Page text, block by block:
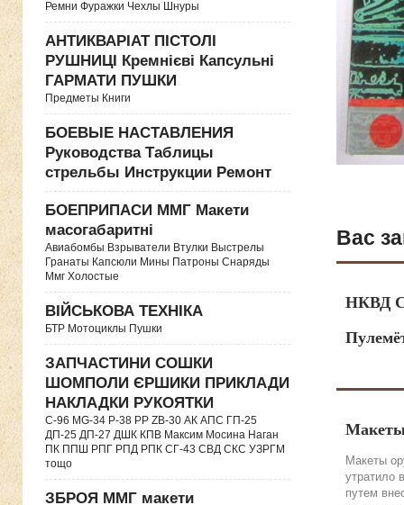
Ремни Фуражки Чехлы Шнуры
АНТИКВАРІАТ ПІСТОЛІ
РУШНИЦІ Кремнієві Капсульні
ГАРМАТИ ПУШКИ
Предметы Книги
БОЕВЫЕ НАСТАВЛЕНИЯ
Руководства Таблицы
стрельбы Инструкции Ремонт
БОЕПРИПАСИ ММГ Макети
масогабаритні
Авиабомбы Взрыватели Втулки Выстрелы
Гранаты Капсюли Мины Патроны Снаряды
Ммг Холостые
ВІЙСЬКОВА ТЕХНІКА
БТР Мотоциклы Пушки
ЗАПЧАСТИНИ СОШКИ
ШОМПОЛИ ЄРШИКИ ПРИКЛАДИ
НАКЛАДКИ РУКОЯТКИ
C-96 MG-34 P-38 PP ZB-30 АК АПС ГП-25
ДП-25 ДП-27 ДШК КПВ Максим Мосина Наган
ПК ППШ РПГ РПД РПК СГ-43 СВД CКС УЗРГМ
тощо
ЗБРОЯ ММГ макети
Вас
НКВД
Макеты
Макеты
утратило
путем